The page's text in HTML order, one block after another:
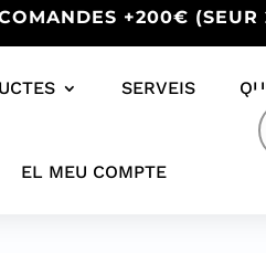
+200€ (SEUR
SERVEIS
EL MEU COMPTE